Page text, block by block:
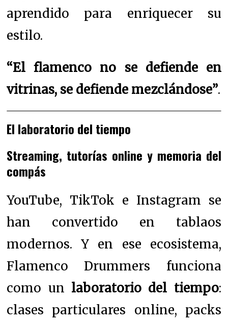
aprendido para enriquecer su
estilo.
“El flamenco no se defiende en
vitrinas, se defiende mezclándose”.
El laboratorio del tiempo
Streaming, tutorías online y memoria del
compás
YouTube, TikTok e Instagram se
han convertido en tablaos
modernos. Y en ese ecosistema,
Flamenco Drummers funciona
como un laboratorio del tiempo:
clases particulares online, packs